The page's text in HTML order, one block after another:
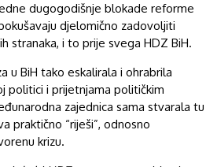
dugogodišnje blokade reforme
djelomično zadovoljiti
stranaka, i to prije svega HDZ BiH.
u BiH tako eskalirala i ohrabrila
politici i prijetnjama političkim
zajednica sama stvarala tu
praktično “riješi”, odnosno
krizu.